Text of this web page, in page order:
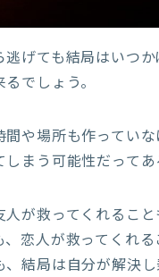
逃げても結局はいつ
でしょう。
間や場所も作ってい
まう可能性だってあ
が救ってくれるこ
、恋人が救ってくれる
、結局は自分が解決